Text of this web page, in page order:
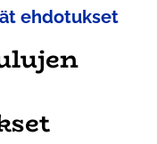
ehdotukset